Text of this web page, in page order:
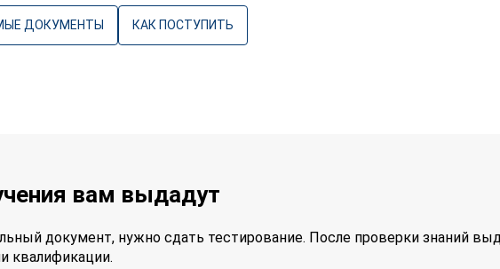
ДОКУМЕНТЫ КАК ПОСТУПИТЬ
вам выдадут
документ, нужно сдать тестирование. После проверки знаний
квалификации.